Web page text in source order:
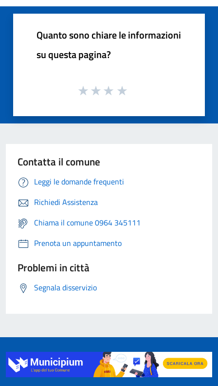
Quanto sono chiare le informazioni
su questa pagina?
Contatta il comune
Leggi le domande frequenti
Richiedi Assistenza
Chiama il comune 0964 345111
Prenota un appuntamento
Problemi in città
Segnala disservizio